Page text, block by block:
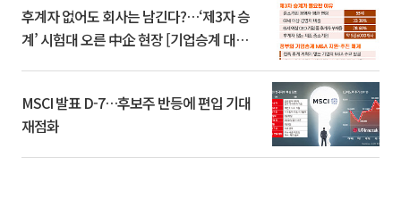
후계자 없어도 회사는 남긴다?…‘제3자 승
계’ 시험대 오른 中企 현장 [기업승계 대전
MSCI 발표 D-7…후보주 반등에 편입 기대
재점화